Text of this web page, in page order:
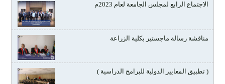
الاجتماع الرابع لمجلس الجامعة لعام 2023م
مناقشة رسالة ماجستير بكلية الزراعة
( تطبيق المعايير الدولية للبرامج الدراسية )